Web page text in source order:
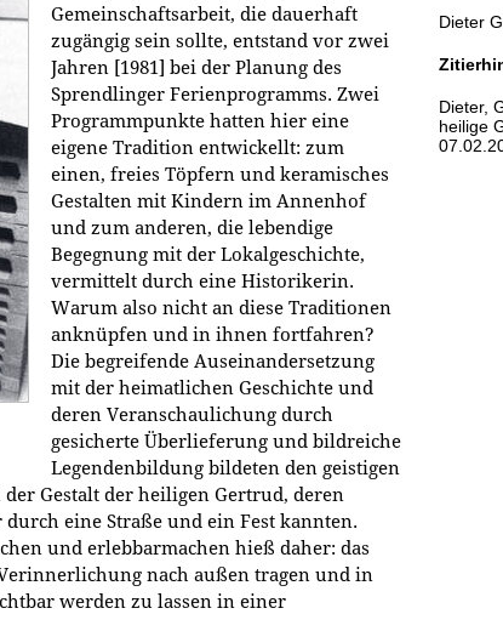
Gemeinschaftsarbeit, die dauerhaft
zugängig sein sollte, entstand vor zwei
Jahren [1981] bei der Planung des
Sprendlinger Ferienprogramms. Zwei
Programmpunkte hatten hier eine
eigene Tradition entwickellt: zum
einen, freies Töpfern und keramisches
Gestalten mit Kindern im Annenhof
und zum anderen, die lebendige
Begegnung mit der Lokalgeschichte,
vermittelt durch eine Historikerin.
Warum also nicht an diese Traditionen
anknüpfen und in ihnen fortfahren?
Die begreifende Auseinandersetzung
mit der heimatlichen Geschichte und
deren Veranschaulichung durch
gesicherte Überlieferung und bildreiche
Legendenbildung bildeten den geistigen
Gestalt der heiligen Gertrud, deren
eine Straße und ein Fest kannten.
und erlebbarmachen hieß daher: das
nach außen tragen und in
werden zu lassen in einer
Dieter
Dieter,
heilige